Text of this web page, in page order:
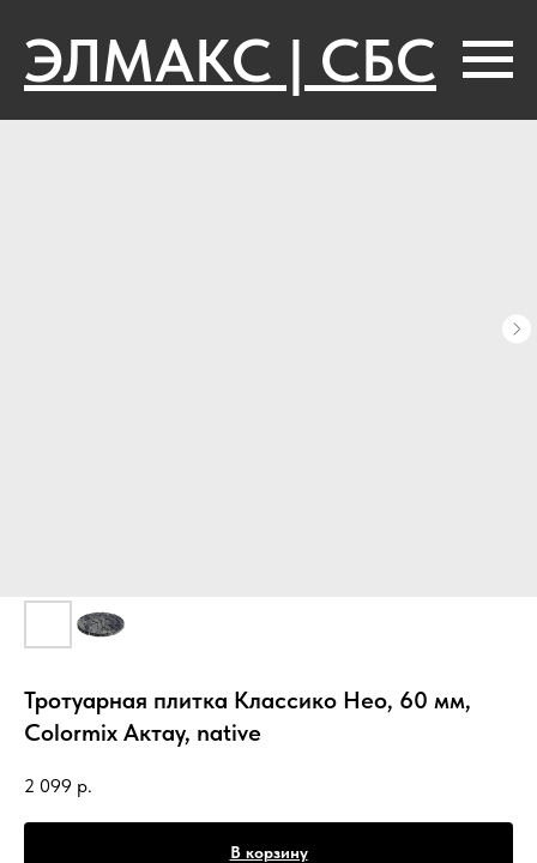
ЭЛМАКС | СБС
Тротуарная плитка Классико Нео, 60 мм,
Colormix Актау, native
2 099 р.
В корзину